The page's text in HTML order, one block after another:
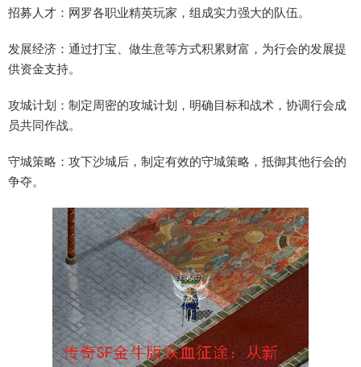
招募人才：网罗各职业精英玩家，组成实力强大的队伍。
发展经济：通过打宝、做生意等方式积累财富，为行会的发展提
供资金支持。
攻城计划：制定周密的攻城计划，明确目标和战术，协调行会成
员共同作战。
守城策略：攻下沙城后，制定有效的守城策略，抵御其他行会的
争夺。